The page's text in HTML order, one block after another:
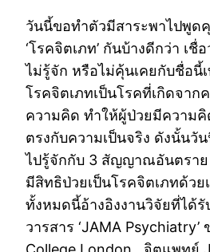
วันนี้ขอทำตัวมีสาระพาไปพูด
‘โรคจิตเภท’ กันบ้างดีกว่า เชื่
ไม่รู้จัก หรือไม่คุ้นเคยกับชื่อนี้
โรคจิตเภทเป็นโรคที่เกิดจาก
ความคิด ทำให้ผู้ป่วยมีความ
ตรงกับความเป็นจริง ดังนั้นวั
ไปรู้จักกับ 3 สัญญาณอันตรา
มีสิทธิป่วยเป็นโรคจิตเภทด้ว
ทั้งหมดนี้อ้างอิงงานวิจัยที่ได้
วารสาร ‘JAMA Psychiatry’